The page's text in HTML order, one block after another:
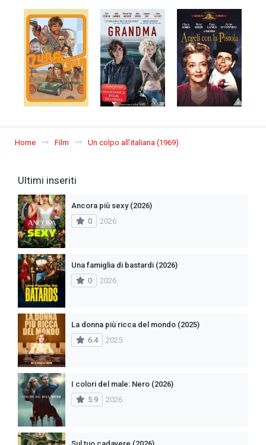
Home Film Un colpo all’italiana (1969)
Ultimi inseriti
Ancora più sexy (2026)
0
2026
Una famiglia di bastardi (2026)
0
2026
La donna più ricca del mondo (2025)
6.4
2025
I colori del male: Nero (2026)
5.9
2026